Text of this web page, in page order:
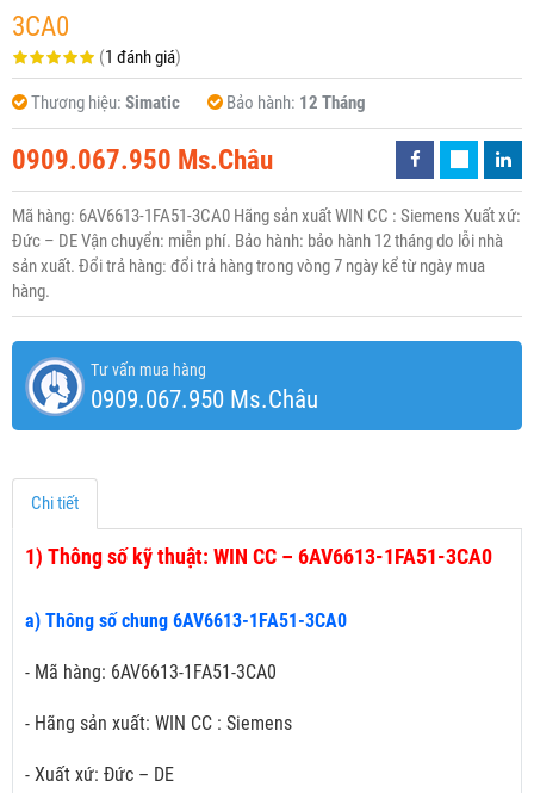
3CA0
(1 đánh giá)
Thương hiệu: Simatic Bảo hành: 12 Tháng
0909.067.950 Ms.Châu
Mã hàng: 6AV6613-1FA51-3CA0 Hãng sản xuất WIN CC : Siemens Xuất xứ:
Đức – DE Vận chuyển: miễn phí. Bảo hành: bảo hành 12 tháng do lỗi nhà
sản xuất. Đổi trả hàng: đổi trả hàng trong vòng 7 ngày kể từ ngày mua
hàng.
Tư vấn mua hàng
0909.067.950 Ms.Châu
Chi tiết
1) Thông số kỹ thuật: WIN CC – 6AV6613-1FA51-3CA0
a) Thông số chung 6AV6613-1FA51-3CA0
- Mã hàng: 6AV6613-1FA51-3CA0
- Hãng sản xuất: WIN CC : Siemens
- Xuất xứ: Đức – DE